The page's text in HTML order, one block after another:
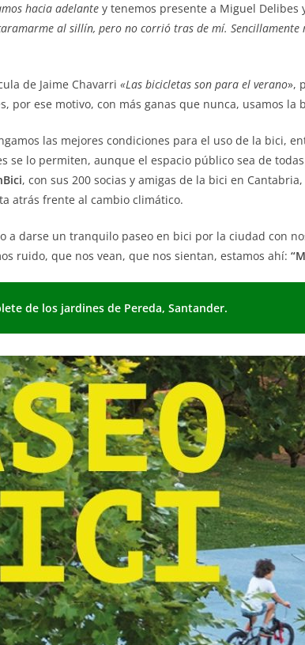
hacia adelante y tenemos presente a Miguel Delibes
al sillín, pero no corrió tras de mí. Sencillamente
de Jaime Chavarri «Las bicicletas son para el verano»,
por ese motivo, con más ganas que nunca, usamos
las mejores condiciones para el uso de la bici,
se lo permiten, aunque el espacio público sea de
, con sus 200 socias y amigas de la bici en
atrás frente al cambio climático.
a darse un tranquilo paseo en bici por la ciudad con
ruido, que nos vean, que nos sientan, estamos ahí:
de los jardines de Pereda, Santander.